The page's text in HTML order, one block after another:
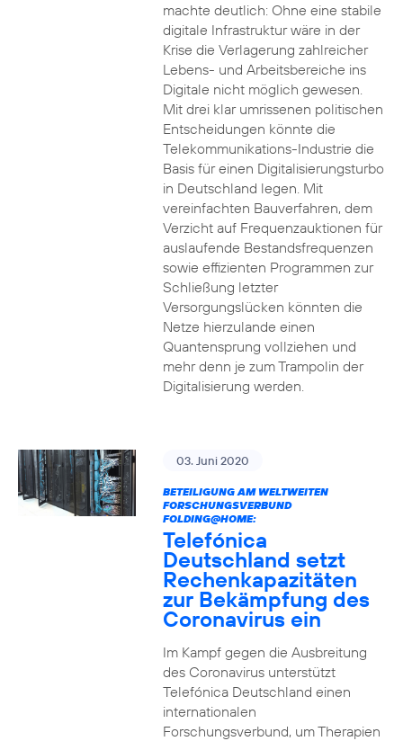
machte deutlich: Ohne eine stabile
digitale Infrastruktur wäre in der
Krise die Verlagerung zahlreicher
Lebens- und Arbeitsbereiche ins
Digitale nicht möglich gewesen.
Mit drei klar umrissenen politischen
Entscheidungen könnte die
Telekommunikations-Industrie die
Basis für einen Digitalisierungsturbo
in Deutschland legen. Mit
vereinfachten Bauverfahren, dem
Verzicht auf Frequenzauktionen für
auslaufende Bestandsfrequenzen
sowie effizienten Programmen zur
Schließung letzter
Versorgungslücken könnten die
Netze hierzulande einen
Quantensprung vollziehen und
mehr denn je zum Trampolin der
Digitalisierung werden.
03. Juni 2020
BETEILIGUNG AM WELTWEITEN
FORSCHUNGSVERBUND
FOLDING@HOME:
Telefónica
Deutschland setzt
Rechenkapazitäten
zur Bekämpfung des
Coronavirus ein
Im Kampf gegen die Ausbreitung
des Coronavirus unterstützt
Telefónica Deutschland einen
internationalen
Forschungsverbund, um Therapien